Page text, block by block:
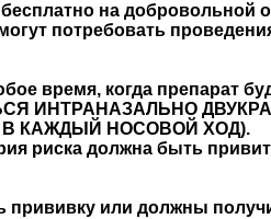
на добровольной
потребовать
время, когда препарат
ИНТРАНАЗАЛЬНО
В КАЖДЫЙ НОСОВОЙ ХОД).
риска должна быть
прививку или должны